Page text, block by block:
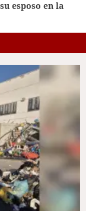
esposo en la